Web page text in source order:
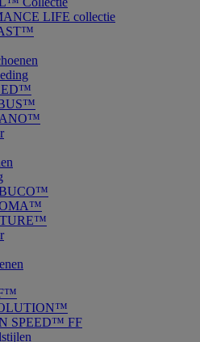
LIFE collectie
SPEED™ FF